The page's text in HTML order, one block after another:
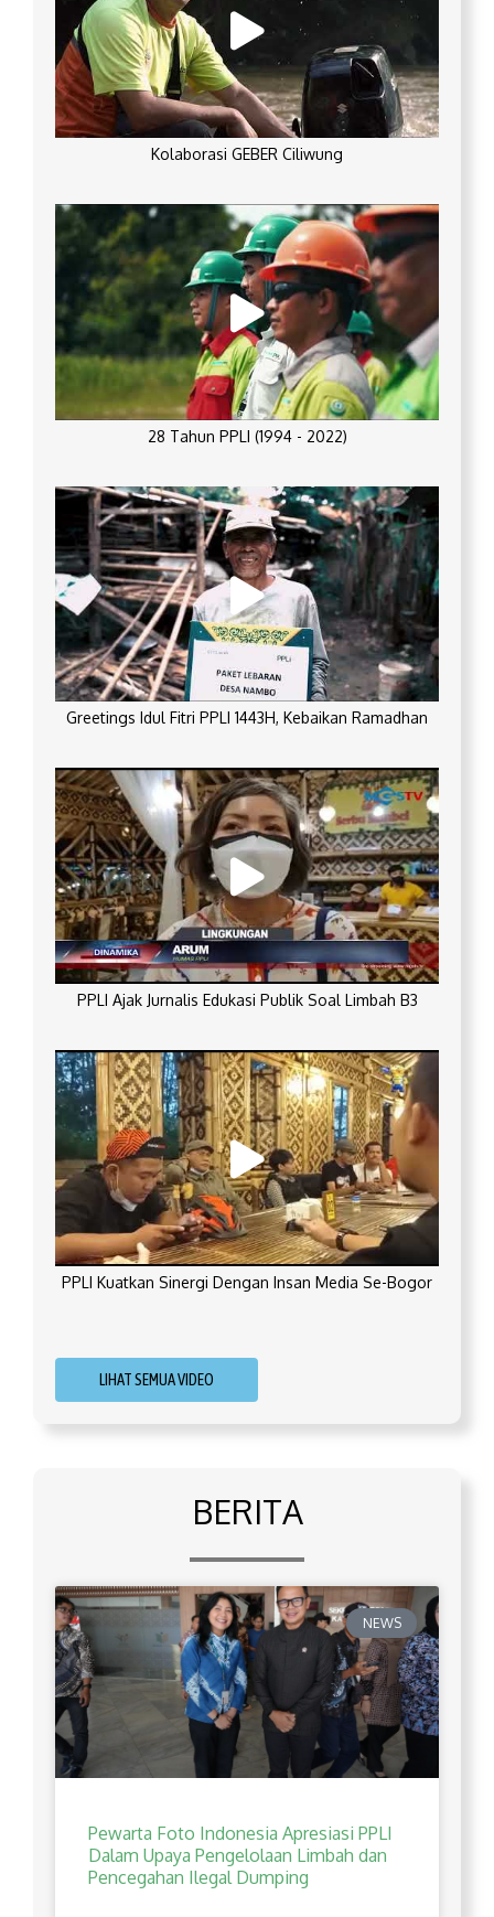
Kolaborasi GEBER Ciliwung
28 Tahun PPLI (1994 - 2022)
Greetings Idul Fitri PPLI 1443H, Kebaikan Ramadhan
PPLI Ajak Jurnalis Edukasi Publik Soal Limbah B3
PPLI Kuatkan Sinergi Dengan Insan Media Se-Bogor
LIHAT SEMUA VIDEO
BERITA
NEWS
Pewarta Foto Indonesia Apresiasi PPLI
Dalam Upaya Pengelolaan Limbah dan
Pencegahan Ilegal Dumping